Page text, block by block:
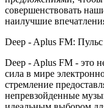
совершенствовать
наилучшие
Deep - Aplus FM:
Deep - Aplus FM - это
сила в мире
стремление
непревзойденные